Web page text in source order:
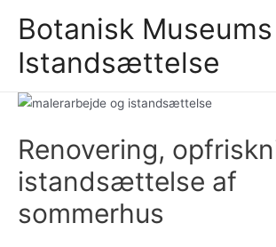
indholdet
Botanisk Museums
Istandsættelse
Renovering,
istandsættelse af
sommerhus